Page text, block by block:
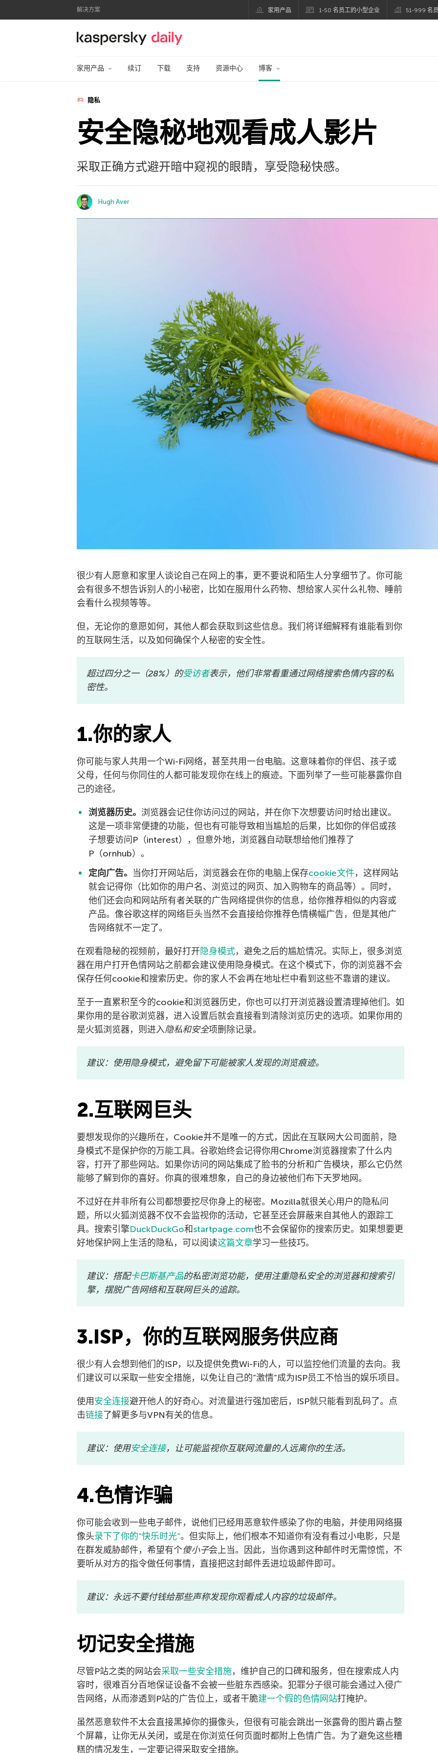
解决方案 家用产品 1-50 名员工的小型企业 51-999 名
卡巴斯基官方博客
家用产品 续订 下载 支持 资源中心 博客
隐私
安全隐秘地观看成人影片
采取正确方式避开暗中窥视的眼睛，享受隐秘快感。
Hugh Aver
很少有人愿意和家里人谈论自己在网上的事，更不要说和陌生人分享细节了。你可能
会有很多不想告诉别人的小秘密，比如在服用什么药物、想给家人买什么礼物、睡前
会看什么视频等等。
但，无论你的意愿如何，其他人都会获取到这些信息。我们将详细解释有谁能看到你
的互联网生活，以及如何确保个人秘密的安全性。
超过四分之一（28%）的受访者表示，他们非常看重通过网络搜索色情内容的私
密性。
1.你的家人
你可能与家人共用一个Wi-Fi网络，甚至共用一台电脑。这意味着你的伴侣、孩子或
父母，任何与你同住的人都可能发现你在线上的痕迹。下面列举了一些可能暴露你自
己的途径。
浏览器历史。 浏览器会记住你访问过的网站，并在你下次想要访问时给出建议。
这是一项非常便捷的功能，但也有可能导致相当尴尬的后果，比如你的伴侣或孩
子想要访问P（interest），但意外地，浏览器自动联想给他们推荐了
P（ornhub）。
定向广告。 当你打开网站后，浏览器会在你的电脑上保存cookie文件，这样网站
就会记得你（比如你的用户名、浏览过的网页、加入购物车的商品等）。同时，
他们还会向和网站所有者关联的广告网络提供你的信息，给你推荐相似的内容或
产品。像谷歌这样的网络巨头当然不会直接给你推荐色情横幅广告，但是其他广
告网络就不一定了。
在观看隐秘的视频前，最好打开隐身模式，避免之后的尴尬情况。实际上，很多浏览
器在用户打开色情网站之前都会建议使用隐身模式。在这个模式下，你的浏览器不会
保存任何cookie和搜索历史。你的家人不会再在地址栏中看到这些不靠谱的建议。
至于一直累积至今的cookie和浏览器历史，你也可以打开浏览器设置清理掉他们。如
果你用的是谷歌浏览器，进入设置后就会直接看到清除浏览历史的选项。如果你用的
是火狐浏览器，则进入隐私和安全项删除记录。
建议：使用隐身模式，避免留下可能被家人发现的浏览痕迹。
2.互联网巨头
要想发现你的兴趣所在，Cookie并不是唯一的方式，因此在互联网大公司面前，隐
身模式不是保护你的万能工具。谷歌始终会记得你用Chrome浏览器搜索了什么内
容，打开了那些网站。如果你访问的网站集成了脸书的分析和广告模块，那么它仍然
能够了解到你的喜好。你真的很难想象，自己的身边被他们布下天罗地网。
不过好在并非所有公司都想要挖尽你身上的秘密。Mozilla就很关心用户的隐私问
题，所以火狐浏览器不仅不会监视你的活动，它甚至还会屏蔽来自其他人的跟踪工
具。搜索引擎DuckDuckGo和startpage.com也不会保留你的搜索历史。如果想要更
好地保护网上生活的隐私，可以阅读这篇文章学习一些技巧。
建议：搭配卡巴斯基产品的私密浏览功能，使用注重隐私安全的浏览器和搜索引
擎，摆脱广告网络和互联网巨头的追踪。
3.ISP，你的互联网服务供应商
很少有人会想到他们的ISP，以及提供免费Wi-Fi的人，可以监控他们流量的去向。我
们建议可以采取一些安全措施，以免让自己的”激情”成为ISP员工不恰当的娱乐项目。
使用安全连接避开他人的好奇心。对流量进行强加密后，ISP就只能看到乱码了。点
击链接了解更多与VPN有关的信息。
建议：使用安全连接，让可能监视你互联网流量的人远离你的生活。
4.色情诈骗
你可能会收到一些电子邮件，说他们已经用恶意软件感染了你的电脑，并使用网络摄
像头录下了你的”快乐时光”。但实际上，他们根本不知道你有没有看过小电影，只是
在群发威胁邮件，希望有个傻小子会上当。因此，当你遇到这种邮件时无需惊慌，不
要听从对方的指令做任何事情，直接把这封邮件丢进垃圾邮件即可。
建议：永远不要付钱给那些声称发现你观看成人内容的垃圾邮件。
切记安全措施
尽管P站之类的网站会采取一些安全措施，维护自己的口碑和服务，但在搜索成人内
容时，很难百分百地保证设备不会被一些脏东西感染。犯罪分子很可能会通过入侵广
告网络，从而渗透到P站的广告位上，或者干脆建一个假的色情网站打掩护。
虽然恶意软件不太会直接黑掉你的摄像头，但很有可能会跳出一张露骨的图片霸占整
个屏幕，让你无从关闭，或是在你浏览任何页面时都附上色情广告。为了避免这些糟
糕的情况发生，一定要记得采取安全措施。